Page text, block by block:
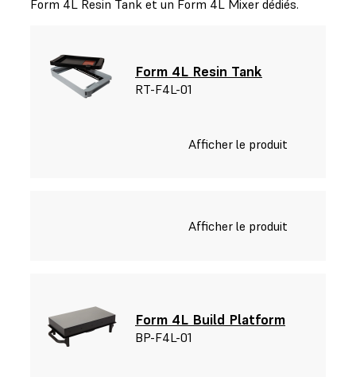
Form 4L Resin Tank
RT-F4L-01
Afficher le produit
Afficher le produit
Form 4L Build Platform
BP-F4L-01
Form 4L Resin Tank et un Form 4L Mixer dédiés.